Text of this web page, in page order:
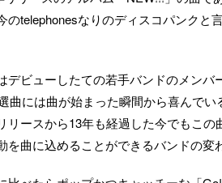
telephonesなりのディスコパンクと
ビューしたての若手バンドのメンバ
曲には曲が始まった瞬間から喜んでい
ースから13年も経過した今でもこの
曲に込めることができるバンドの変